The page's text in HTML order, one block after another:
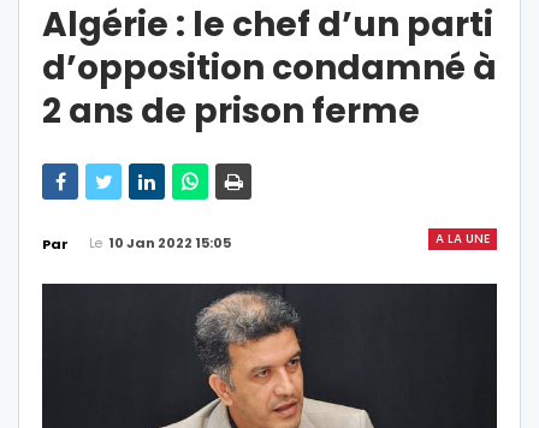
Algérie : le chef d’un parti
d’opposition condamné à
2 ans de prison ferme
A LA UNE
Par Le 10 Jan 2022 15:05